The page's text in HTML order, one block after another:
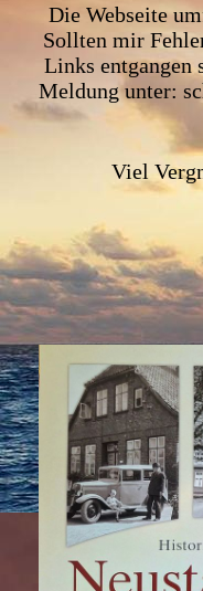
Die Webseite
Sollten mir
Links entgangen
Meldung unter:
Viel